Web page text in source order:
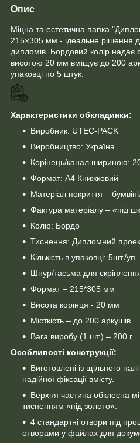
Опис
Міцна та естетична папка
215×305 мм - ідеальне рішення
дипломів. Бордовий колір надає
висотою 20 мм вміщує до 200
упаковці по 5 штук.
Характеристики обкладинки:
Виробник: UTEC-PACK
Виробництво: Україна
Корінець/канал шириною:
Формат: А4 Книжковий
Матеріал покриття –
Фактура матеріалу – «під
Колір: Бордо
Тиснення: Дипломний
Кількість в упаковці: 5шт./уп.
Шнур/тасьма для
Формат – 215*305 мм
Висота корінця - 20 мм
Місткість – до 200 аркушів
Вага виробу (1 шт.) – 200 г
Особливості конструкції:
Виготовлені із щільного
надійної фіксації вмісту.
Верхня частина обклеєна
тисненням «під золото».
4 стандартні отвори під
отворами у файлах для